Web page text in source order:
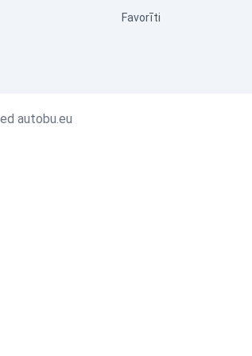
Favorīti
autobu.eu